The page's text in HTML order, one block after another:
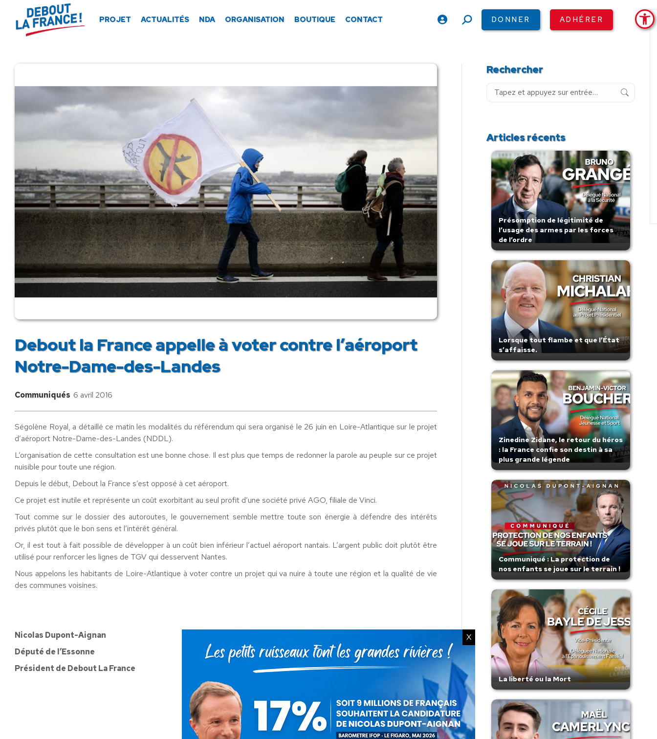
PROJET ACTUALITÉS NDA ORGANISATION BOUTIQUE CONTACT
RechercheDONNER ADHÉRER
Debout la France appelle à voter contre l’aéroport
Notre-Dame-des-Landes
Communiqués 6 avril 2016
Ségolène Royal, a détaillé ce matin les modalités du référendum qui sera organisé le 26 juin en Loire-Atlantique sur le projet
d’aéroport Notre-Dame-des-Landes (NDDL).
L’organisation de cette consultation est une bonne chose. Il est plus que temps de redonner la parole au peuple sur ce projet
nuisible pour toute une région.
Depuis le début, Debout la France s’est opposé à cet aéroport.
Ce projet est inutile et représente un coût exorbitant au seul profit d’une société privé AGO, filiale de Vinci.
Tout comme sur le dossier des autoroutes, le gouvernement semble mettre toute son énergie à défendre des intérêts
privés plutôt que le bon sens et l’intérêt général.
Or, il est tout à fait possible de développer à un coût bien inférieur l’actuel aéroport nantais. L’argent public doit plutôt être
utilisé pour renforcer les lignes de TGV qui desservent Nantes.
Nous appelons les habitants de Loire-Atlantique à voter contre un projet qui va nuire à toute une région et la qualité de vie
des communes voisines.
Nicolas Dupont-Aignan
Député de l’Essonne
Président de Debout La France
Rechercher
Recherche
Articles récents
Présomption de légitimité de
l’usage des armes par les forces
de l’ordre
Lorsque tout flambe et que l’État
s’affaisse.
Zinedine Zidane, le retour du héros
: la France confie son destin à sa
plus grande légende
Communiqué : La protection de
nos enfants se joue sur le terrain !
La liberté ou la Mort
X
Panneau de gestion des cookies